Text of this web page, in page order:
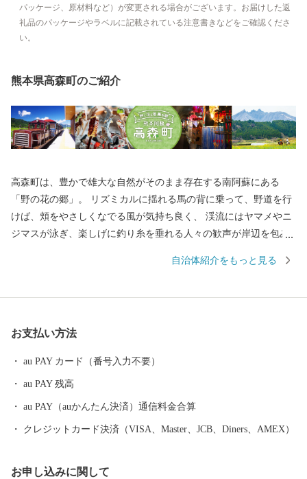
パッケージ、原材料など）が変更される場合がございます。お届けした返
礼品のパッケージやラベルに記載されている注意書きなどをご確認くださ
い。
熊本県高森町のご紹介
高森町は、豊かで雄大な自然がそのまま存在する南阿蘇にある
「野の花の郷」。 リズミカルに揺れる馬の背に乗って、野道を行
けば、頬をやさしくなでる風が気持ち良く、 渓流にはヤマメやニ
ジマスが泳ぎ、楽しげに釣り糸を垂れる人々の歓声が岸辺を包み
自治体紹介をもっと見る
お支払い方法
au PAY カード（番号入力不要）
au PAY 残高
au PAY（auかんたん決済）通信料金合算
クレジットカード決済（VISA、Master、JCB、Diners、AMEX）
お申し込みに関して